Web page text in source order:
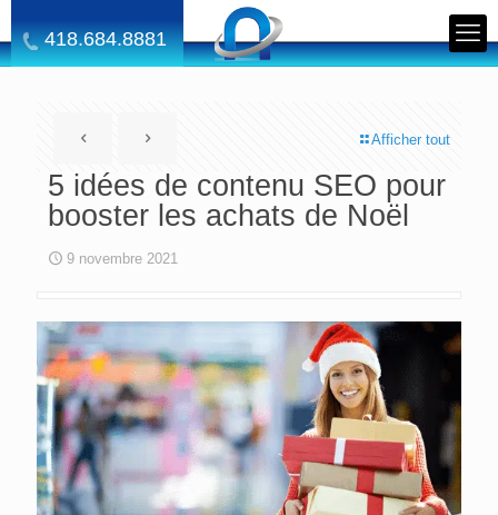
418.684.8881
Afficher tout
5 idées de contenu SEO pour
booster les achats de Noël
9 novembre 2021